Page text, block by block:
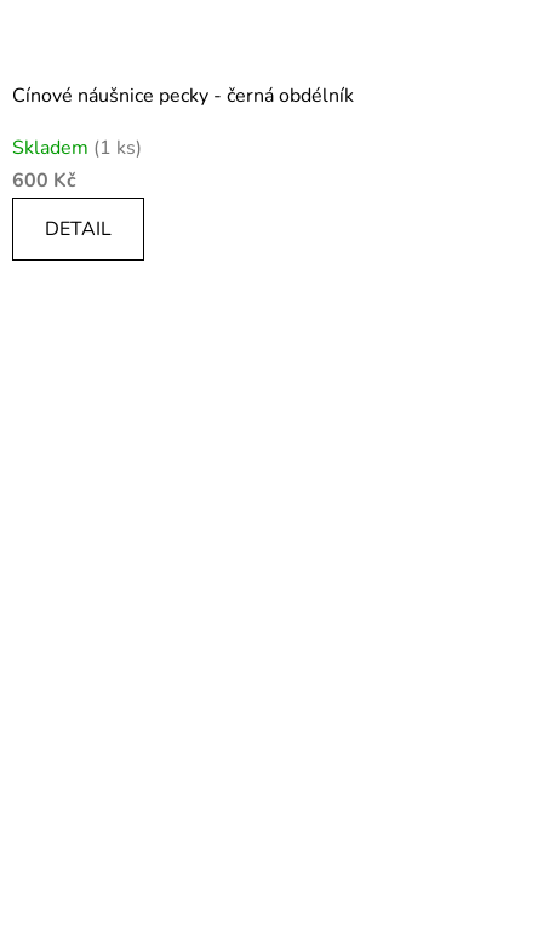
Cínové náušnice pecky - černá obdélník
Skladem (1 ks)
600 Kč
DETAIL